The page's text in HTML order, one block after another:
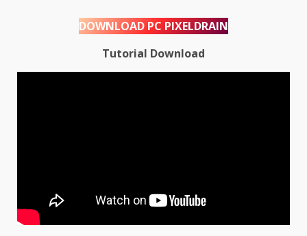
DOWNLOAD PC PIXELDRAIN
Tutorial Download